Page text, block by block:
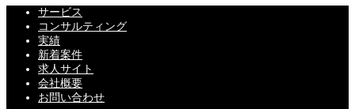
サービス
コンサルティング
実績
新着案件
求人サイト
会社概要
お問い合わせ